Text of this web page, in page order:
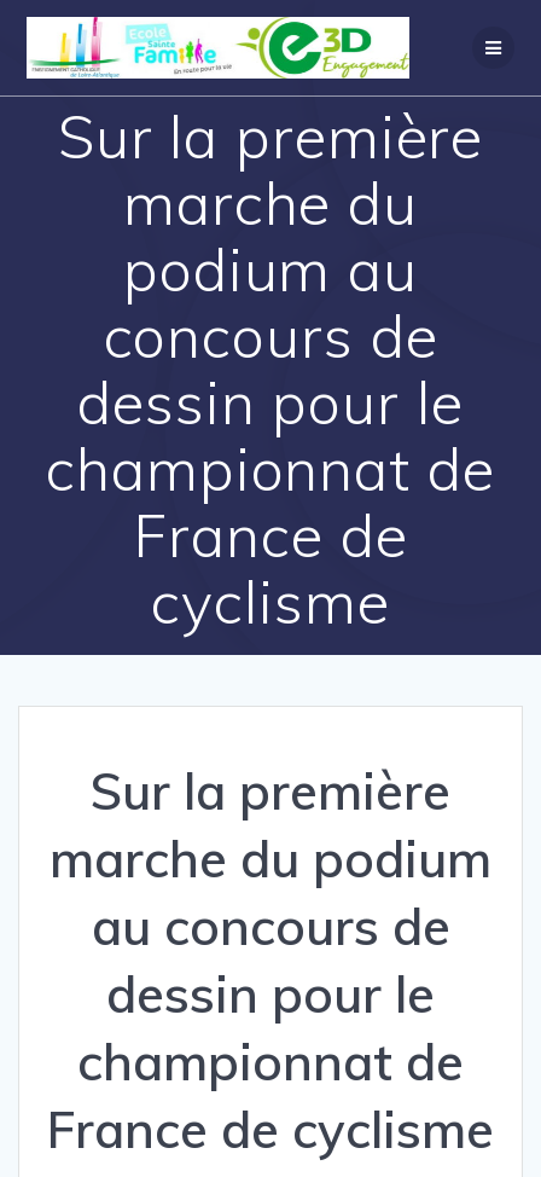
Sur la première
marche du
podium au
concours de
dessin pour le
championnat de
France de
cyclisme
Sur la première
marche du podium
au concours de
dessin pour le
championnat de
France de cyclisme